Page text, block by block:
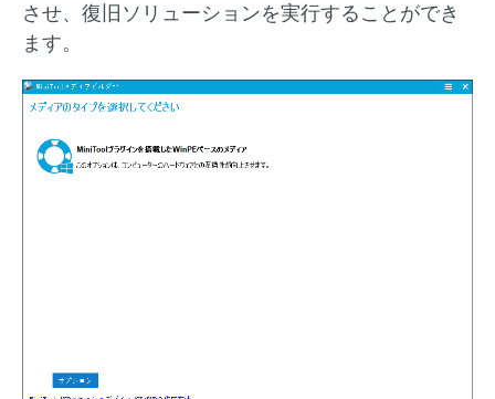
させ、復旧ソリューションを実行することができ
ます。